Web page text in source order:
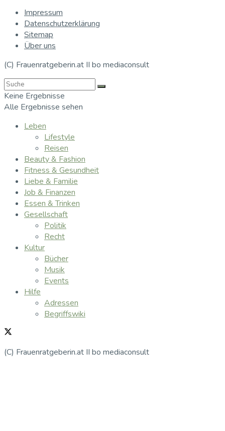
Impressum
Datenschutzerklärung
Sitemap
Über uns
(C) Frauenratgeberin.at II bo mediaconsult
Keine Ergebnisse
Alle Ergebnisse sehen
Leben
Lifestyle
Reisen
Beauty & Fashion
Fitness & Gesundheit
Liebe & Familie
Job & Finanzen
Essen & Trinken
Gesellschaft
Politik
Recht
Kultur
Bücher
Musik
Events
Hilfe
Adressen
Begriffswiki
(C) Frauenratgeberin.at II bo mediaconsult